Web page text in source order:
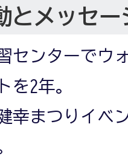
とメッセー
センターでウ
を2年。
幸まつりイベ